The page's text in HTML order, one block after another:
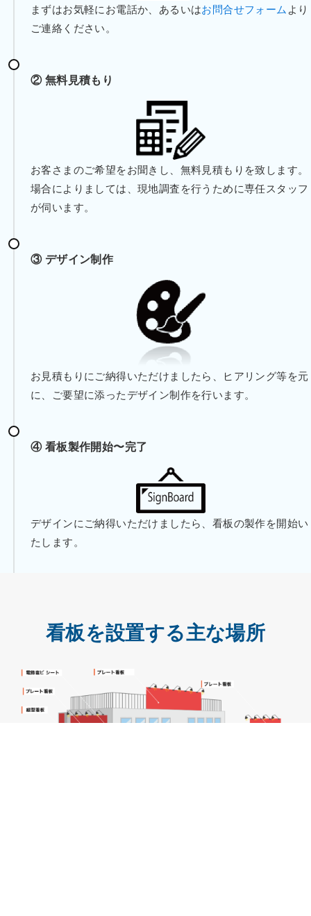
まずはお気軽にお電話か、あるいはお問合せフォーム より
ご連絡ください。
② 無料見積もり
お客さまのご希望をお聞きし、無料見積もりを致します。
場合によりましては、現地調査を行うために専任スタッフ
が伺います。
③ デザイン制作
お見積もりにご納得いただけましたら、ヒアリング等を元
に、ご要望に添ったデザイン制作を行います。
④ 看板製作開始〜完了
デザインにご納得いただけましたら、看板の製作を開始い
たします。
看板を設置する主な場所